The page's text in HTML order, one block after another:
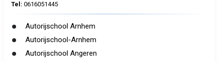
Tel: 0616051445
Autorijschool Arnhem
Autorijschool-Arnhem
Autorijschool Angeren